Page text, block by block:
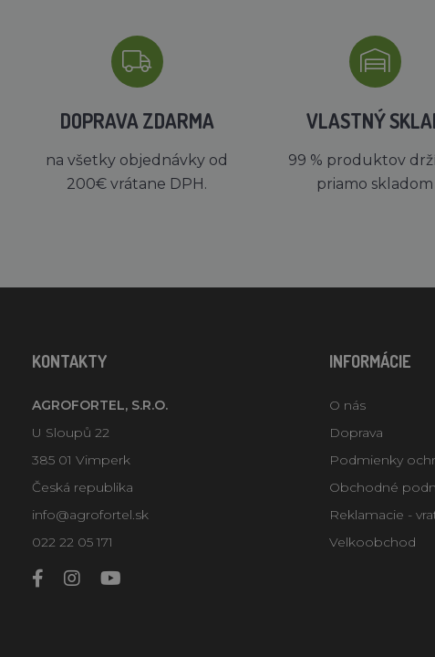
DOPRAVA ZDARMA
na všetky objednávky od
200€ vrátane DPH.
VLASTNÝ
99 % produktov
priamo skladom
KONTAKTY
AGROFORTEL, S.R.O.
U Sloupů 22
385 01 Vimperk
Česká republika
info@agrofortel.sk
022 22 05 171
INFORMÁCIE
O nás
Doprava
Podmienky
Obchodné
Reklamacie -
Velkoobchod